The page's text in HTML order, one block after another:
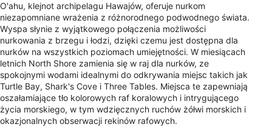
O'ahu, klejnot archipelagu Hawajów, oferuje nurkom
niezapomniane wrażenia z różnorodnego podwodnego świata.
Wyspa słynie z wyjątkowego połączenia możliwości
nurkowania z brzegu i łodzi, dzięki czemu jest dostępna dla
nurków na wszystkich poziomach umiejętności. W miesiącach
letnich North Shore zamienia się w raj dla nurków, ze
spokojnymi wodami idealnymi do odkrywania miejsc takich jak
Turtle Bay, Shark's Cove i Three Tables. Miejsca te zapewniają
oszałamiające tło kolorowych raf koralowych i intrygującego
życia morskiego, w tym wdzięcznych ruchów żółwi morskich i
okazjonalnych obserwacji rekinów rafowych.